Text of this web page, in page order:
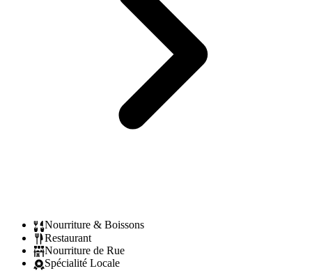
Nourriture & Boissons
Restaurant
Nourriture de Rue
Spécialité Locale